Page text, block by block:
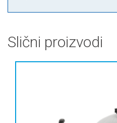
Slični proizvodi